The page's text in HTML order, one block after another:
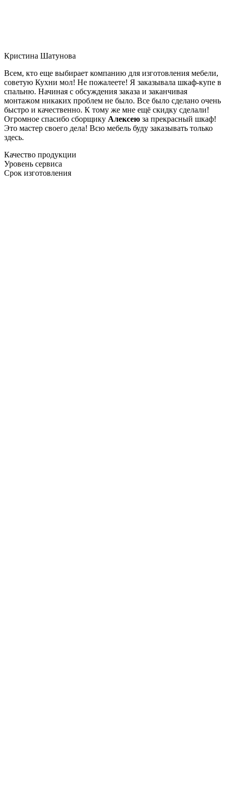
Кристина Шатунова
Всем, кто еще выбирает компанию для изготовления мебели,
советую Кухни мол! Не пожалеете! Я заказывала шкаф-купе в
спальню. Начиная с обсуждения заказа и заканчивая
монтажом никаких проблем не было. Все было сделано очень
быстро и качественно. К тому же мне ещё скидку сделали!
Огромное спасибо сборщику Алексею за прекрасный шкаф!
Это мастер своего дела! Всю мебель буду заказывать только
здесь.
Качество продукции
Уровень сервиса
Срок изготовления